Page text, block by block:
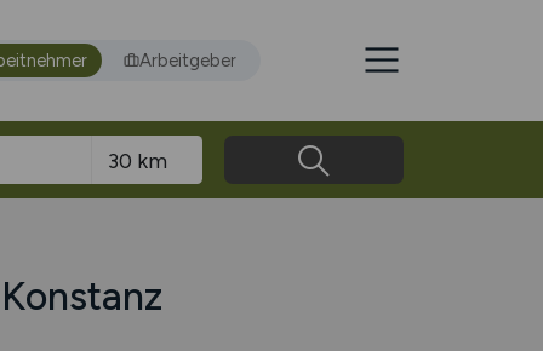
Arbeitgeber